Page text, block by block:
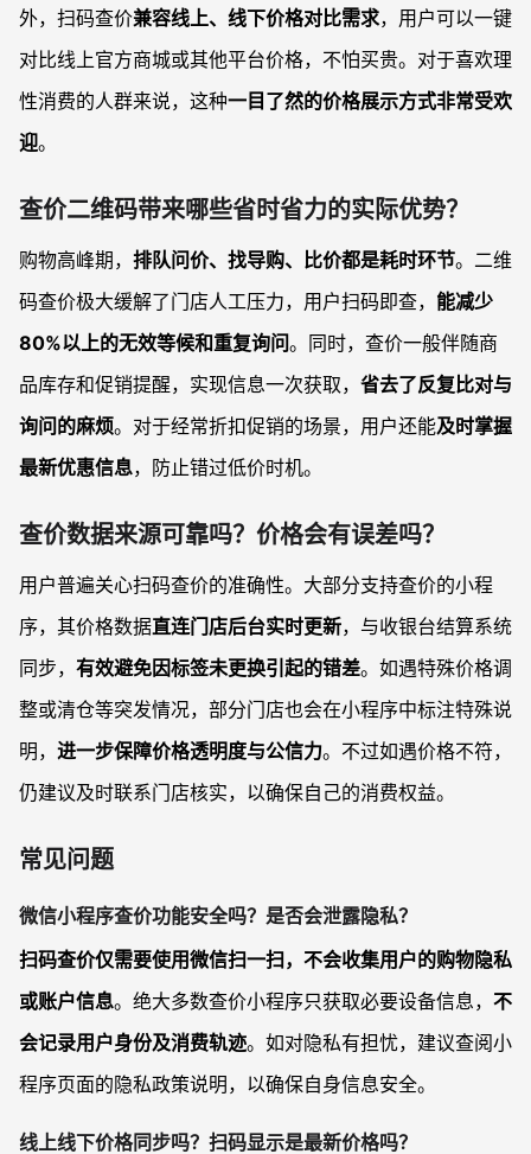
外，扫码查价兼容线上、线下价格对比需求，用户可以一键
对比线上官方商城或其他平台价格，不怕买贵。对于喜欢理
性消费的人群来说，这种一目了然的价格展示方式非常受欢
迎。
查价二维码带来哪些省时省力的实际优势？
购物高峰期， 排队问价、找导购、比价都是耗时环节。二维
码查价极大缓解了门店人工压力，用户扫码即查， 能减少
80%以上的无效等候和重复询问。同时，查价一般伴随商
品库存和促销提醒，实现信息一次获取， 省去了反复比对与
询问的麻烦。对于经常折扣促销的场景，用户还能及时掌握
最新优惠信息，防止错过低价时机。
查价数据来源可靠吗？价格会有误差吗？
用户普遍关心扫码查价的准确性。大部分支持查价的小程
序，其价格数据直连门店后台实时更新，与收银台结算系统
同步， 有效避免因标签未更换引起的错差。如遇特殊价格调
整或清仓等突发情况，部分门店也会在小程序中标注特殊说
明， 进一步保障价格透明度与公信力。不过如遇价格不符，
仍建议及时联系门店核实，以确保自己的消费权益。
常见问题
微信小程序查价功能安全吗？是否会泄露隐私？
扫码查价仅需要使用微信扫一扫，不会收集用户的购物隐私
或账户信息。绝大多数查价小程序只获取必要设备信息， 不
会记录用户身份及消费轨迹。如对隐私有担忧，建议查阅小
程序页面的隐私政策说明，以确保自身信息安全。
线上线下价格同步吗？扫码显示是最新价格吗？